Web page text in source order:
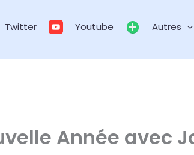
Twitter Youtube Autres
Année avec